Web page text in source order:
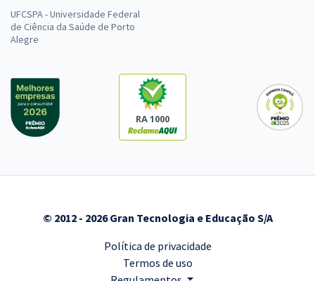
UFCSPA - Universidade Federal
de Ciência da Saúde de Porto
Alegre
RA 1000
© 2012 - 2026 Gran Tecnologia e Educação S/A
Política de privacidade
Termos de uso